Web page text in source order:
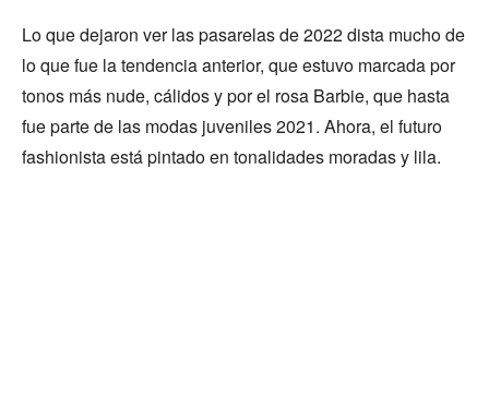
Lo que dejaron ver las pasarelas de 2022 dista mucho de
lo que fue la tendencia anterior, que estuvo marcada por
tonos más nude, cálidos y por el rosa Barbie, que hasta
fue parte de las modas juveniles 2021. Ahora, el futuro
fashionista está pintado en tonalidades moradas y lila.